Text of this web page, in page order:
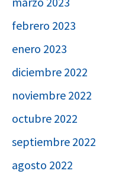
febrero 2023
enero 2023
diciembre 2022
noviembre 2022
octubre 2022
septiembre 2022
agosto 2022